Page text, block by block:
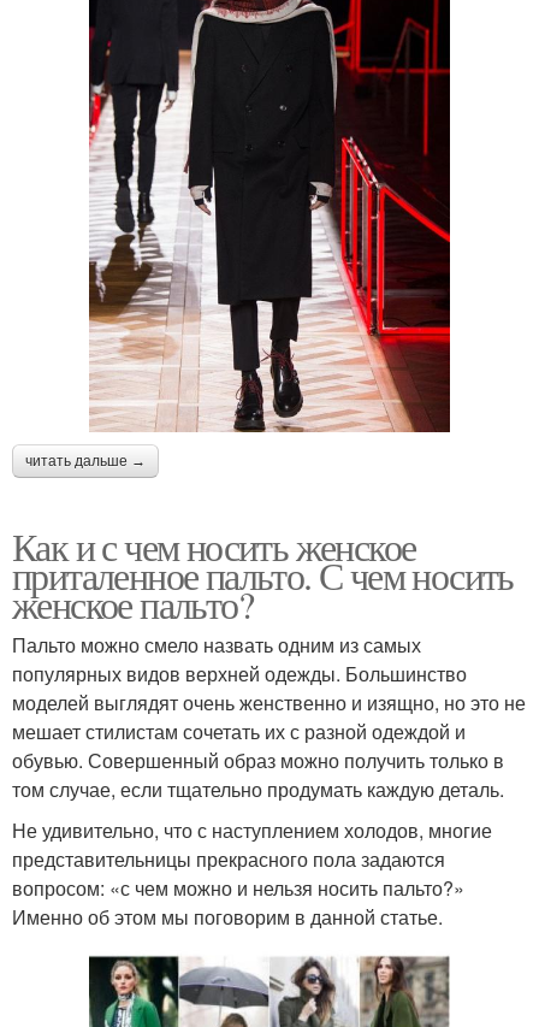
читать дальше →
Как и с чем носить женское
приталенное пальто. С чем носить
женское пальто?
Пальто можно смело назвать одним из самых
популярных видов верхней одежды. Большинство
моделей выглядят очень женственно и изящно, но это не
мешает стилистам сочетать их с разной одеждой и
обувью. Совершенный образ можно получить только в
том случае, если тщательно продумать каждую деталь.
Не удивительно, что с наступлением холодов, многие
представительницы прекрасного пола задаются
вопросом: «с чем можно и нельзя носить пальто?»
Именно об этом мы поговорим в данной статье.